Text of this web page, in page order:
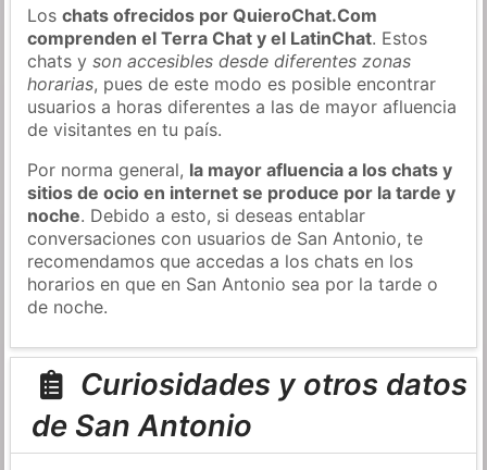
Loschats ofrecidos por QuieroChat.Com
comprenden el Terra Chat y el LatinChat. Estos
chats yson accesibles desde diferentes zonas
horarias, pues de este modo es posible encontrar
usuarios a horas diferentes a las de mayor afluencia
de visitantes en tu país.
Por norma general, la mayor afluencia a los chats y
sitios de ocio en internet se produce por la tarde y
noche. Debido a esto, si deseas entablar
conversaciones con usuarios de San Antonio, te
recomendamos que accedas a los chats en los
horarios en que en San Antonio sea por la tarde o
de noche.
Curiosidades y otros datos
de San Antonio